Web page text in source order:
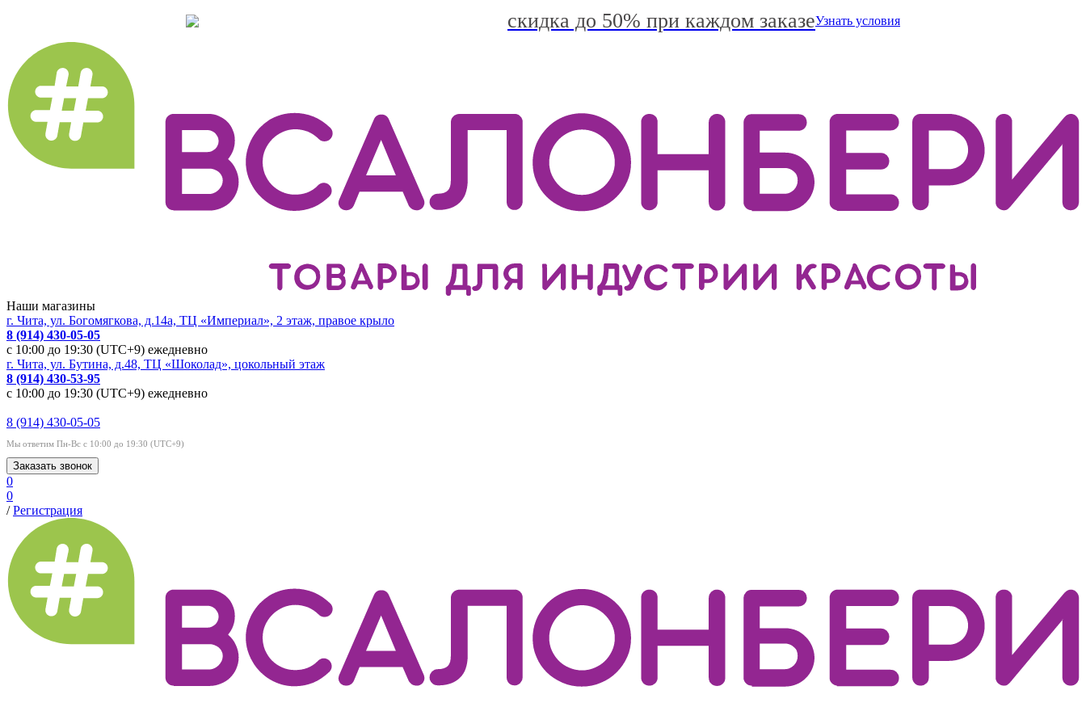
скидка до 50% при каждом заказеУзнать условия
Наши магазины
г. Чита, ул. Богомягкова, д.14а, ТЦ «Империал», 2 этаж, правое крыло
8 (914) 430-05-05
с 10:00 до 19:30 (UTC+9) ежедневно
г. Чита, ул. Бутина, д.48, ТЦ «Шоколад», цокольный этаж
8 (914) 430-53-95
с 10:00 до 19:30 (UTC+9) ежедневно
8 (914) 430-05-05
Мы ответим Пн-Вс с 10:00 до 19:30 (UTC+9)
Заказать звонок
0
0
/ Регистрация